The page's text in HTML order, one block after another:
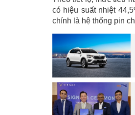
có hiệu suất nhiệt
chính là hệ thống pin